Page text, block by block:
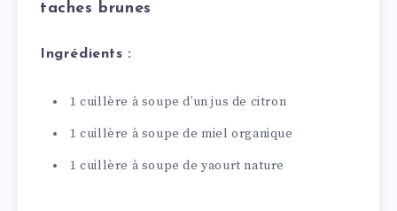
taches brunes
Ingrédients :
1 cuillère à soupe d’un jus de citron
1 cuillère à soupe de miel organique
1 cuillère à soupe de yaourt nature